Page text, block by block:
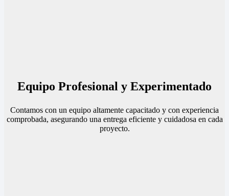
Equipo Profesional y Experimentado
Contamos con un equipo altamente capacitado y con experiencia
comprobada, asegurando una entrega eficiente y cuidadosa en cada
proyecto.